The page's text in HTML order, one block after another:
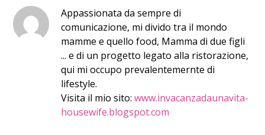
Appassionata da sempre di
comunicazione, mi divido tra il mondo
mamme e quello food, Mamma di due figli
... e di un progetto legato alla ristorazione,
qui mi occupo prevalentemernte di
lifestyle.
Visita il mio sito:www.invacanzadaunavita-
housewife.blogspot.com